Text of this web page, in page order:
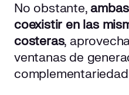
No obstante,
coexistir en las
costeras,
ventanas de